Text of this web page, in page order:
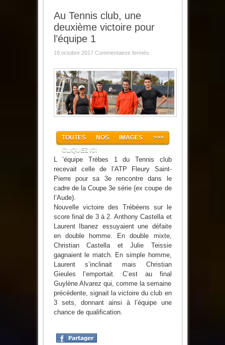
Au Tennis club, une
deuxième victoire pour
l’équipe 1
19 octobre 2017 Commentaires ferméssur
club,
une
deuxième
victoire
pour
l’équipe
TOUTES NOS IMAGES >>>
CLIQUEZ ICI
L ’équipe Trèbes 1 du Tennis club
recevait celle de l’ATP Fleury Saint-
Pierre pour sa 3e rencontre dans le
cadre de la Coupe 3e série (ex coupe de
l’Aude).
Nouvelle victoire des Trébéens sur le
score final de 3 à 2. Anthony Castella et
Laurent Ibanez essuyaient une défaite
en double homme. En double mixte,
Christian Castella et Julie Teissie
gagnaient le match. En simple homme,
Laurent s’inclinait mais Christian
Gieules l’emportait. C’est au final
Guylène Alvarez qui, comme la semaine
précédente, signait la victoire du club en
3 sets, donnant ainsi à l’équipe une
chance de qualification.